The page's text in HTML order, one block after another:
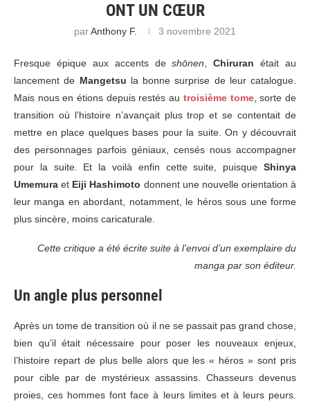
ONT UN CŒUR
parAnthony F. 3 novembre 2021
Fresque épique aux accents deshōnen,Chiruran était au
lancement de Mangetsu la bonne surprise de leur catalogue.
Mais nous en étions depuis restés au troisième tome, sorte de
transition où l’histoire n’avançait plus trop et se contentait de
mettre en place quelques bases pour la suite. On y découvrait
des personnages parfois géniaux, censés nous accompagner
pour la suite. Et la voilà enfin cette suite, puisque Shinya
Umemura et Eiji Hashimoto donnent une nouvelle orientation à
leur manga en abordant, notamment, le héros sous une forme
plus sincère, moins caricaturale.
Cette critique a été écrite suite à l’envoi d’un exemplaire du
manga par son éditeur.
Un angle plus personnel
Après un tome de transition où il ne se passait pas grand chose,
bien qu’il était nécessaire pour poser les nouveaux enjeux,
l’histoire repart de plus belle alors que les « héros » sont pris
pour cible par de mystérieux assassins. Chasseurs devenus
proies, ces hommes font face à leurs limites et à leurs peurs.